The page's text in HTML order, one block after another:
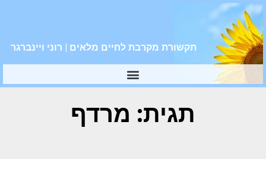
תקשורת מקרבת לחיים מלאים | רוני ויינברגר
תגית: מרדף